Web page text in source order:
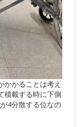
かかることは考え
積載する時に下側
4分散する位なの